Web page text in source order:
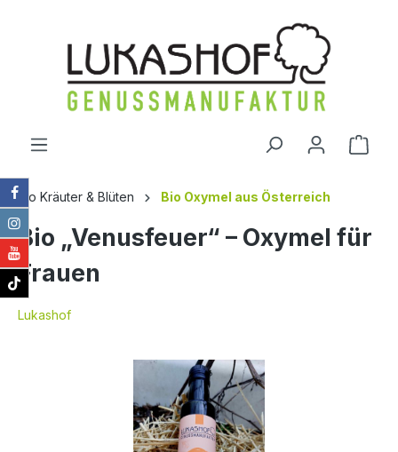
Bio Kräuter & Blüten Bio Oxymel aus Österreich
Bio „Venusfeuer“ – Oxymel für
Frauen
Lukashof
Bildergalerie überspringen